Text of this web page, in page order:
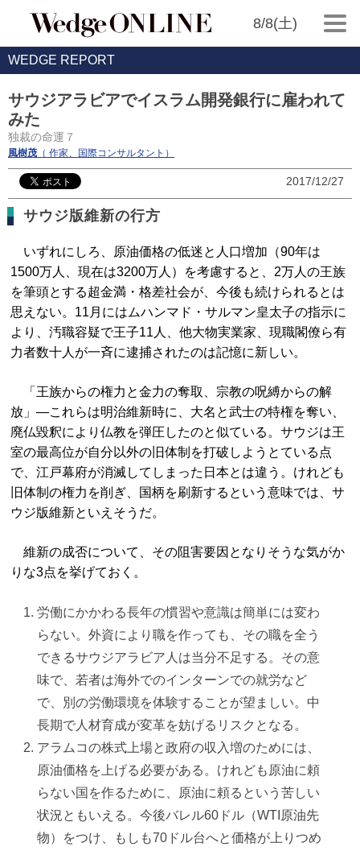
8/8(土)
WEDGE REPORT
サウジアラビアでイスラム開発銀行に雇われて
みた
独裁の命運７
風樹茂 （ 作家、国際コンサルタント）
2017/12/27
サウジ版維新の行方
いずれにしろ、原油価格の低迷と人口増加（90年は
1500万人、現在は3200万人）を考慮すると、2万人の王族
を筆頭とする超金満・格差社会が、今後も続けられるとは
思えない。11月にはムハンマド・サルマン皇太子の指示に
より、汚職容疑で王子11人、他大物実業家、現職閣僚ら有
力者数十人が一斉に逮捕されたのは記憶に新しい。
「王族からの権力と金力の奪取、宗教の呪縛からの解
放」―これらは明治維新時に、大名と武士の特権を奪い、
廃仏毀釈により仏教を弾圧したのと似ている。サウジは王
室の最高位が自分以外の旧体制を打破しようとている点
で、江戸幕府が消滅してしまった日本とは違う。けれども
旧体制の権力を削ぎ、国柄を刷新するという意味では、サ
ウジ版維新といえそうだ。
維新の成否について、その阻害要因となりそうな気がか
りな3点を挙げておく。
労働にかかわる長年の慣習や意識は簡単には変わ
らない。外資により職を作っても、その職を全う
できるサウジアラビア人は当分不足する。その意
味で、若者は海外でのインターンでの就労など
で、別の労働環境を体験することが望ましい。中
長期で人材育成が変革を妨げるリスクとなる。
アラムコの株式上場と政府の収入増のためには、
原油価格を上げる必要がある。けれども原油に頼
らない国を作るために、原油に頼るという苦しい
状況ともいえる。今後バレル60ドル（WTI原油先
物）をつけ、もしも70ドル台へと価格が上りつめ